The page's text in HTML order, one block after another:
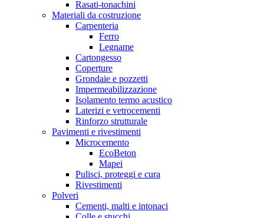
Rasati-tonachini
Materiali da costruzione
Carpenteria
Ferro
Legname
Cartongesso
Coperture
Grondaie e pozzetti
Impermeabilizzazione
Isolamento termo acustico
Laterizi e vetrocementi
Rinforzo strutturale
Pavimenti e rivestimenti
Microcemento
EcoBeton
Mapei
Pulisci, proteggi e cura
Rivestimenti
Polveri
Cementi, malti e intonaci